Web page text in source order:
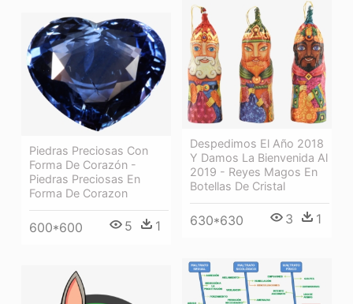
Despedimos El Año 2018
Y Damos La Bienvenida Al
2019 - Reyes Magos En
Botellas De Cristal
630*630 3 1
Piedras Preciosas Con
Forma De Corazón -
Piedras Preciosas En
Forma De Corazon
600*600 5 1